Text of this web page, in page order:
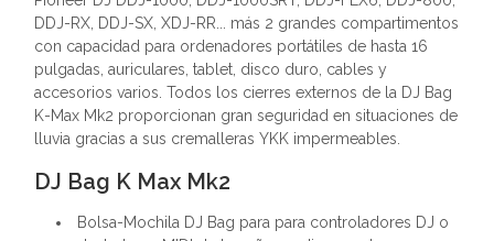
DDJ-RX, DDJ-SX, XDJ-RR... más 2 grandes compartimentos
con capacidad para ordenadores portátiles de hasta 16
pulgadas, auriculares, tablet, disco duro, cables y
accesorios varios. Todos los cierres externos de la DJ Bag
K-Max Mk2 proporcionan gran seguridad en situaciones de
lluvia gracias a sus cremalleras YKK impermeables.
DJ Bag K Max Mk2
Bolsa-Mochila DJ Bag para para controladores DJ o